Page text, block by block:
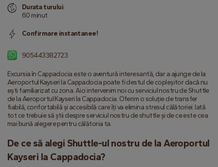
Excursia în Cappadocia este o aventură interesantă, dar a ajunge de la
Aeroportul Kayseri la Cappadocia poate fi destul de copleșitor dacă nu
ești familiarizat cu zona. Aici intervenim noi cu serviciul nostru de Shuttle
de la Aeroportul Kayseri la Cappadocia. Oferim o soluție de transfer
fiabilă, confortabilă și accesibilă care îți va elimina stresul călătoriei. Iată
tot ce trebuie să știi despre serviciul nostru de shuttle și de ce este cea
mai bună alegere pentru călătoria ta.
De ce să alegi Shuttle-ul nostru de la Aeroportul
Kayseri la Cappadocia?
Durata turului
60 minut
Confirmare instantanee!
905443382723